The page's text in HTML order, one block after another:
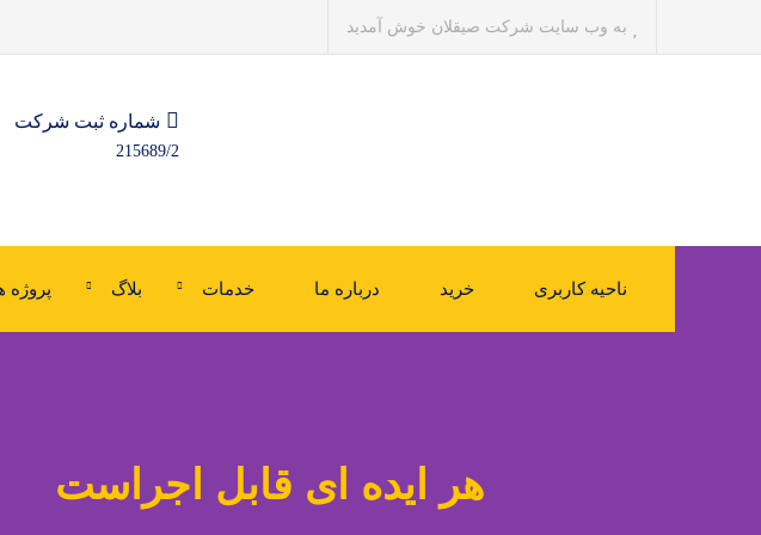
به وب سایت شرکت صیقلان خوش آمدید
شماره ثبت شرکت
215689/2
ناحیه کاربری خرید درباره ما خدمات بلاگ پروژه
هر ایده ای قابل اجراست